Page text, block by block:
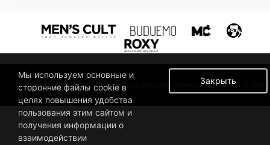
© 2019 BUSINESSMAN. ВСЕ ПРАВА ЗАЩИЩЕНЫ. РАЗРАБОТАНО В MC DESIGN.
Закрыть
Мы используем основные и
сторонние файлы cookie в
целях повышения удобства
пользования этим сайтом и
получения информации о
взаимодействии